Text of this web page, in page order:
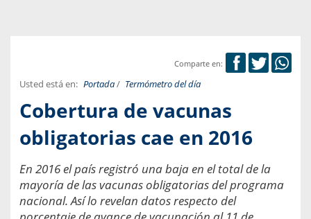
Comparte en:
Usted está en: Portada/ Termómetro del día
Cobertura de vacunas
obligatorias cae en 2016
En 2016 el país registró una baja en el total de la
mayoría de las vacunas obligatorias del programa
nacional. Así lo revelan datos respecto del